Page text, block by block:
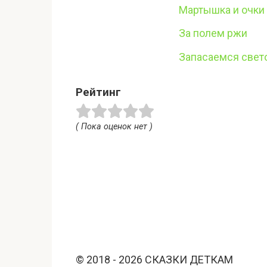
Мартышка и очки
За полем ржи
Запасаемся
Рейтинг
( Пока оценок нет )
© 2018 - 2026 СКАЗКИ ДЕТКАМ